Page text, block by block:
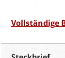
dem
Akazien-Haine.
Vollständige